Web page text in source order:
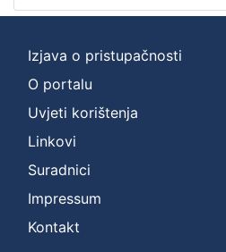
Izjava o pristupačnosti
O portalu
Uvjeti korištenja
Linkovi
Suradnici
Impressum
Kontakt